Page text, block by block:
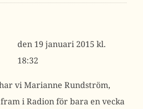
19 januari 2015 kl.
18:32
vi Marianne Rundström,
i Radion för bara en vecka